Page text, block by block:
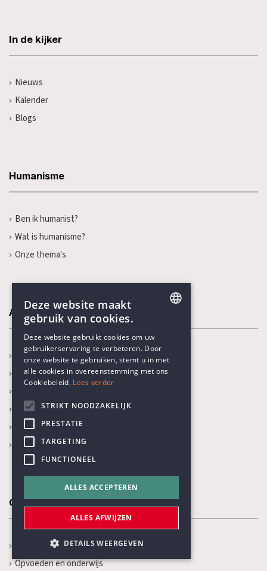
In de kijker
Nieuws
Kalender
Blogs
Humanisme
Ben ik humanist?
Wat is humanisme?
Onze thema's
Activiteiten
In de kijker
Kalender
Prijs Vrijzinnig Humanisme
Boekenprijs
Karel Poma-lezing
Onze thema's
Jaarthema
Opvoeden en onderwijs
DUTCH
Deze website maakt
gebruik van cookies.
Deze website gebruikt cookies om uw
gebruikerservaring te verbeteren. Door
onze website te gebruiken, stemt u in met
alle cookies in overeenstemming met ons
Cookiebeleid. Lees verder
STRIKT NOODZAKELIJK
PRESTATIE
TARGETING
FUNCTIONEEL
ALLES ACCEPTEREN
ALLES AFWIJZEN
DETAILS WEERGEVEN